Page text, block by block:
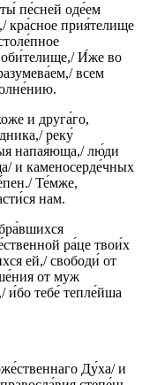
пе́сней оде́ем
кра́сное прия́телище
оби́телище,/ И́же во
всем
и друга́го,
реку́
напая́юща,/ лю́ди
и каменосерде́чных
Те́мже,
нам.
ра́це твои́х
ей,/ свободи́ от
от муж
и́бо тебе́ тепле́йша
Ду́ха/ и